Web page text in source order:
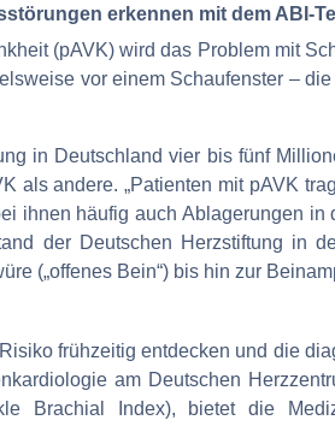
erkennen mit dem ABI-
(pAVK) wird das Problem mit
vor einem Schaufenster –
in Deutschland vier bis fünf
als andere. „Patienten mit pAVK
ihnen häufig auch Ablagerungen in
der Deutschen Herzstiftung in
(„offenes Bein“) bis hin zur
frühzeitig entdecken und die
am Deutschen
Brachial Index), bietet die